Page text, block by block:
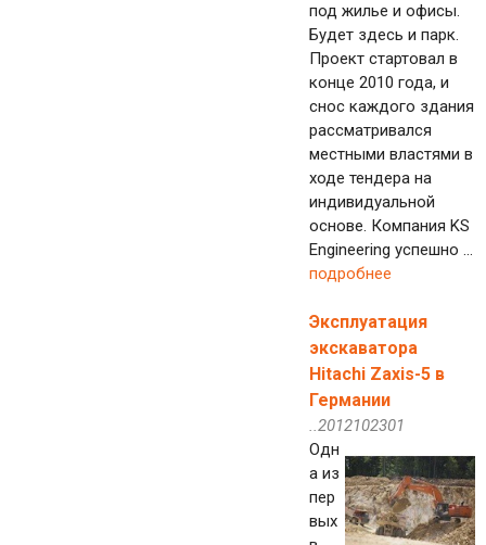
под жилье и офисы.
Будет здесь и парк.
Проект стартовал в
конце 2010 года, и
снос каждого здания
рассматривался
местными властями в
ходе тендера на
индивидуальной
основе. Компания KS
Engineering успешно ...
подробнее
Эксплуатация
экскаватора
Hitachi Zaxis-5 в
Германии
..2012102301
Одн
а из
пер
вых